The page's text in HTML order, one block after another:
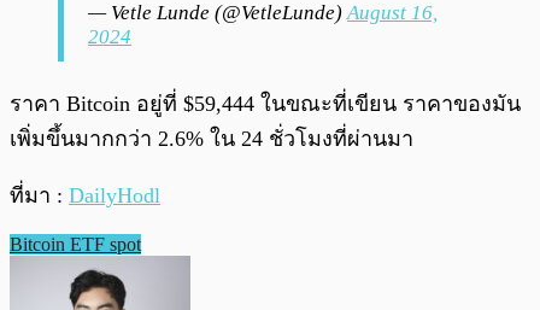
— Vetle Lunde (@VetleLunde)August 16,
2024
ราคา Bitcoin อยู่ที่ $59,444 ในขณะที่เขียน ราคาของมัน
เพิ่มขึ้นมากกว่า 2.6% ใน 24 ชั่วโมงที่ผ่านมา
ที่มา : DailyHodl
Bitcoin ETF spot